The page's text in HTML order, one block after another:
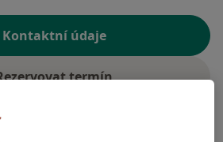
Kontaktní údaje
termín